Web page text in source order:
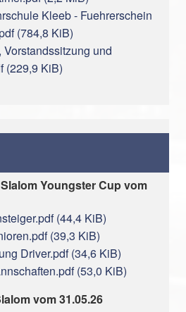
Kleeb - Fuehrerschein
(784,8 KiB)
und
(229,9 KiB)
Youngster Cup vom
(44,4 KiB)
(39,3 KiB)
Driver.pdf(34,6 KiB)
(53,0 KiB)
vom 31.05.26